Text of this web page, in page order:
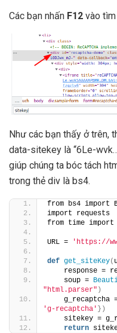
Các bạn nhấn F12 vào
Như các bạn thấy ở trên,
data-sitekey là “6Le-
giúp chúng ta bóc tách
trong thẻ div là bs4.
from bs4 import
import requests
from time import
URL = 'https://
def get_siteKey(
response =
    soup =
"html.parser" )
g_recaptcha
'g-recaptcha' })
sitekey =
return